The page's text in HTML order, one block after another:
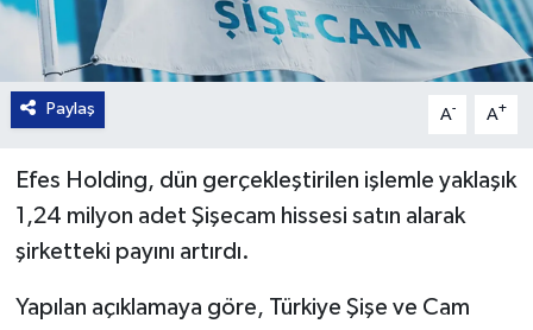
Paylaş A- A+
Efes Holding, dün gerçekleştirilen işlemle yaklaşık
1,24 milyon adet Şişecam hissesi satın alarak
şirketteki payını artırdı.
Yapılan açıklamaya göre, Türkiye Şişe ve Cam